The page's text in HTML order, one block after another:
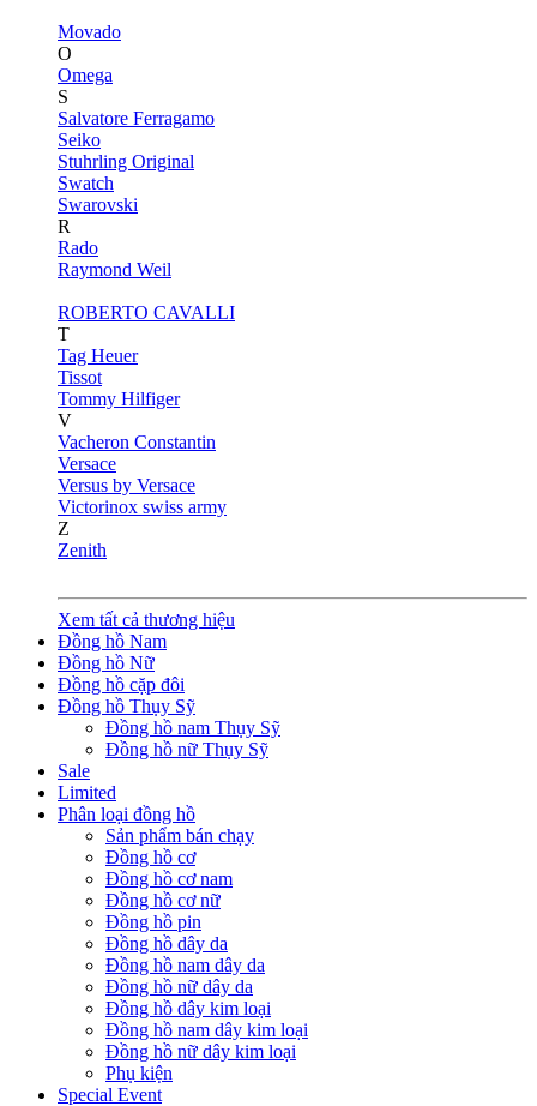
Movado
O
Omega
S
Salvatore Ferragamo
Seiko
Stuhrling Original
Swatch
Swarovski
R
Rado
Raymond Weil
ROBERTO CAVALLI
T
Tag Heuer
Tissot
Tommy Hilfiger
V
Vacheron Constantin
Versace
Versus by Versace
Victorinox swiss army
Z
Zenith
Xem tất cả thương hiệu
Đồng hồ Nam
Đồng hồ Nữ
Đồng hồ cặp đôi
Đồng hồ Thụy Sỹ
Đồng hồ nam Thụy Sỹ
Đồng hồ nữ Thụy Sỹ
Sale
Limited
Phân loại đồng hồ
Sản phẩm bán chạy
Đồng hồ cơ
Đồng hồ cơ nam
Đồng hồ cơ nữ
Đồng hồ pin
Đồng hồ dây da
Đồng hồ nam dây da
Đồng hồ nữ dây da
Đồng hồ dây kim loại
Đồng hồ nam dây kim loại
Đồng hồ nữ dây kim loại
Phụ kiện
Special Event